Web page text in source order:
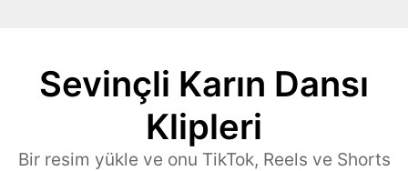
Sevinçli Karın Dansı
Klipleri
Bir resim yükle ve onu TikTok, Reels ve Shorts